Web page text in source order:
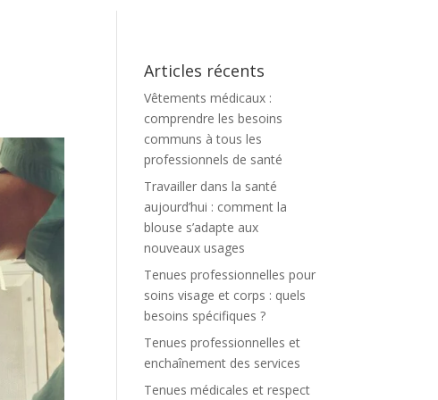
Articles récents
Vêtements médicaux :
comprendre les besoins
communs à tous les
professionnels de santé
Travailler dans la santé
aujourd’hui : comment la
blouse s’adapte aux
nouveaux usages
Tenues professionnelles pour
soins visage et corps : quels
besoins spécifiques ?
Tenues professionnelles et
enchaînement des services
Tenues médicales et respect